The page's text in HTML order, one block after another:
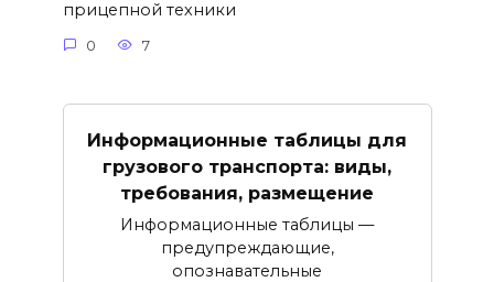
прицепной техники
0 7
Информационные таблицы для
грузового транспорта: виды,
требования, размещение
Информационные таблицы —
предупреждающие,
опознавательные